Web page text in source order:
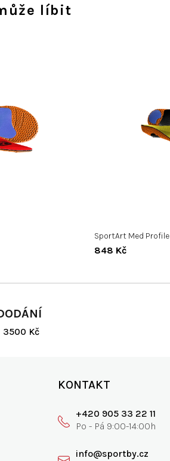
3500 Kč
líbit
SportArt Med Profile
848 Kč
KONTAKT
+420 905 33 22 11
info@sportby.cz